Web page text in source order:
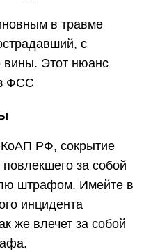
в травме
с
вины. Этот нюанс
ФСС
КоАП РФ, сокрытие
за собой
штрафом. Имейте в
инцидента
же влечет за собой